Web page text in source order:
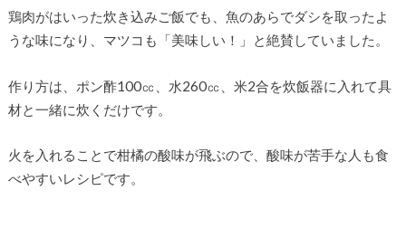
鶏肉がはいった炊き込みご飯でも、魚のあらでダシを取ったよ
うな味になり、マツコも「美味しい！」と絶賛していました。
作り方は、ポン酢100㏄、水260㏄、米2合を炊飯器に入れて具
材と一緒に炊くだけです。
火を入れることで柑橘の酸味が飛ぶので、酸味が苦手な人も食
べやすいレシピです。